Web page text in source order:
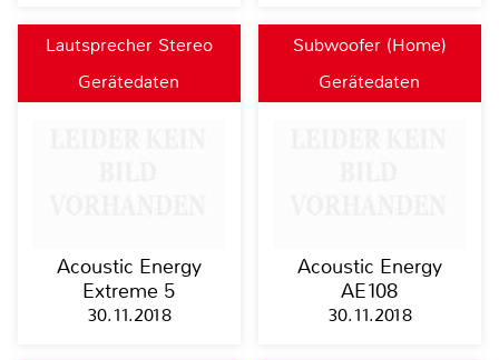
Lautsprecher Stereo
Gerätedaten
Acoustic Energy
Extreme 5
30.11.2018
Subwoofer (Home)
Gerätedaten
Acoustic Energy
AE108
30.11.2018